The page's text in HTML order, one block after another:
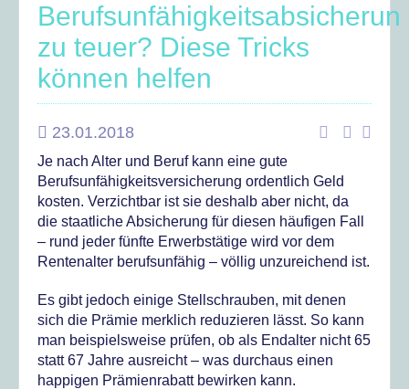
zu teuer? Diese Tricks
können helfen
23.01.2018
Je nach Alter und Beruf kann eine gute
Berufsunfähigkeitsversicherung ordentlich Geld
kosten. Verzichtbar ist sie deshalb aber nicht, da
die staatliche Absicherung für diesen häufigen Fall
– rund jeder fünfte Erwerbstätige wird vor dem
Rentenalter berufsunfähig – völlig unzureichend ist.
Es gibt jedoch einige Stellschrauben, mit denen
sich die Prämie merklich reduzieren lässt. So kann
man beispielsweise prüfen, ob als Endalter nicht 65
statt 67 Jahre ausreicht – was durchaus einen
happigen Prämienrabatt bewirken kann.